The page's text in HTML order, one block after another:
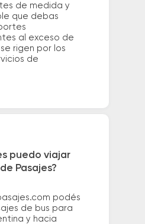
de medida y
que debas
al exceso de
rigen por los
de
puedo viajar
Pasajes?
podés
de bus para
y hacia